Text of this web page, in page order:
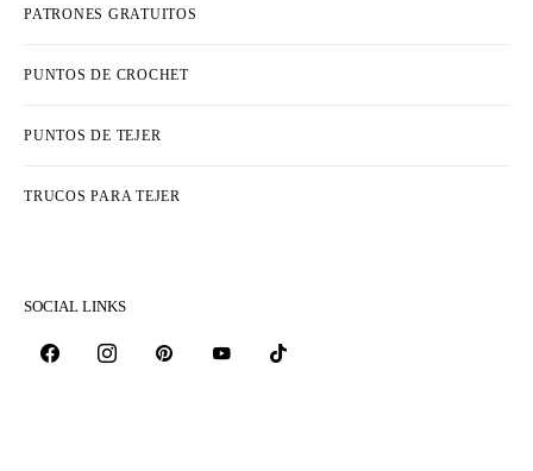
PATRONES GRATUITOS
PUNTOS DE CROCHET
PUNTOS DE TEJER
TRUCOS PARA TEJER
SOCIAL LINKS